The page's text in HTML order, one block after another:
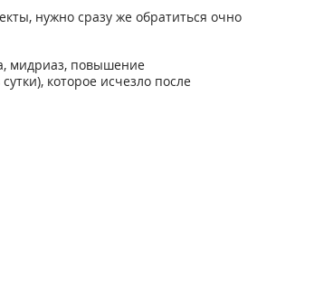
нужно сразу же обратиться очно
мидриаз, повышение
которое исчезло после